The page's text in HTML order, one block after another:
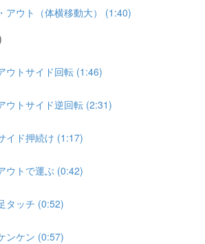
アウト（体横移動大） (1:40)
ウトサイド回転 (1:46)
ウトサイド逆回転 (2:31)
イド押続け (1:17)
ウトで運ぶ (0:42)
タッチ (0:52)
ンケン (0:57)